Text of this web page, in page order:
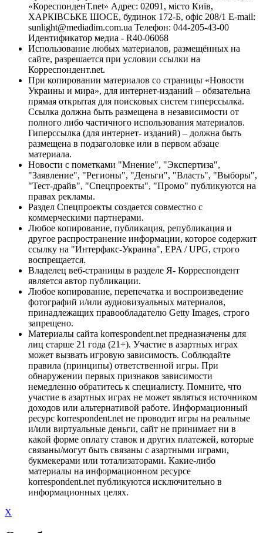
«КореспонденТ.net» Адрес: 02091, місто Київ,
ХАРКІВСЬКЕ ШОСЕ, будинок 172-Б, офіс 208/1 E-mail:
sunlight@mediadim.com.ua Телефон: 044-205-43-00
Идентификатор медиа - R40-06068
Использование любых материалов, размещённых на
сайте, разрешается при условии ссылки на
Корреспондент.net.
При копировании материалов со страницы «Новости
Украины и мира», для интернет-изданий – обязательна
прямая открытая для поисковых систем гиперссылка.
Ссылка должна быть размещена в независимости от
полного либо частичного использования материалов.
Гиперссылка (для интернет- изданий) – должна быть
размещена в подзаголовке или в первом абзаце
материала.
Новости с пометками "Мнение", "Экспертиза",
"Заявление", "Регионы", "Деньги", "Власть", "Выборы",
"Тест-драйв", "Спецпроекты", "Промо" публикуются на
правах рекламы.
Раздел Спецпроекты создается совместно с
коммерческими партнерами.
Любое копирование, публикация, републикация и
другое распространение информации, которое содержит
ссылку на "Интерфакс-Украина", EPA / UPG, строго
воспрещается.
Владелец веб-страницы в разделе Я- Корреспондент
является автор публикации.
Любое копирование, перепечатка и воспроизведение
фотографий и/или аудиовизуальных материалов,
принадлежащих правообладателю Getty Images, строго
запрещено.
Материалы сайта korrespondent.net предназначены для
лиц старше 21 года (21+). Участие в азартных играх
может вызвать игровую зависимость. Соблюдайте
правила (принципы) ответственной игры. При
обнаружении первых признаков зависимости
немедленно обратитесь к специалисту. Помните, что
участие в азартных играх не может являться источником
доходов или альтернативой работе. Информационный
ресурс korrespondent.net не проводит игры на реальные
и/или виртуальные деньги, сайт не принимает ни в
какой форме оплату ставок и других платежей, которые
связаны/могут быть связаны с азартными играми,
букмекерами или тотализаторами. Какие-либо
материалы на информационном ресурсе
korrespondent.net публикуются исключительно в
информационных целях.
X